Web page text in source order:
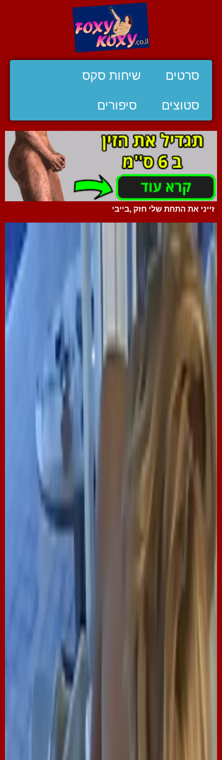
סרטים שיחות סקס
סטוצים סיפורים
זייני את התחת שלי חזק ,בייבי